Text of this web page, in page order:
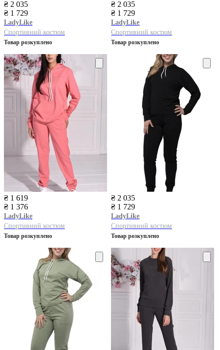
₴ 2 035
₴ 1 729
LadyLike
Спортивний костюм
Товар розкуплено
₴ 2 035
₴ 1 729
LadyLike
Спортивний костюм
Товар розкуплено
₴ 1 619
₴ 1 376
LadyLike
Спортивний костюм
Товар розкуплено
₴ 2 035
₴ 1 729
LadyLike
Спортивний костюм
Товар розкуплено